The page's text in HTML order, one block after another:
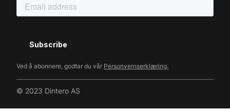
Ved å abonnere, godtar du vår Personvernserklæring.
© 2023 Dintero AS